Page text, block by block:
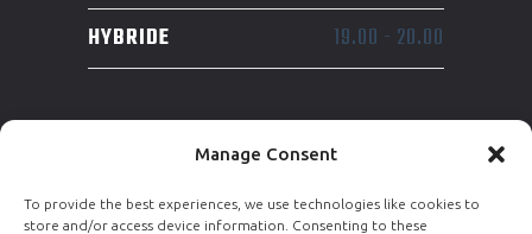
Manage Consent
To provide the best experiences, we use technologies like cookies to
store and/or access device information. Consenting to these
HYBRIDE
19.00 - 20.00
BOOTCAMP 10.00-11.00